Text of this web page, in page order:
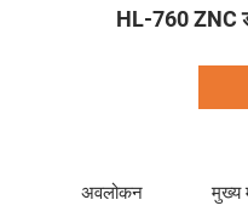
HL-760 ZNC
अवलोकन मुख्य